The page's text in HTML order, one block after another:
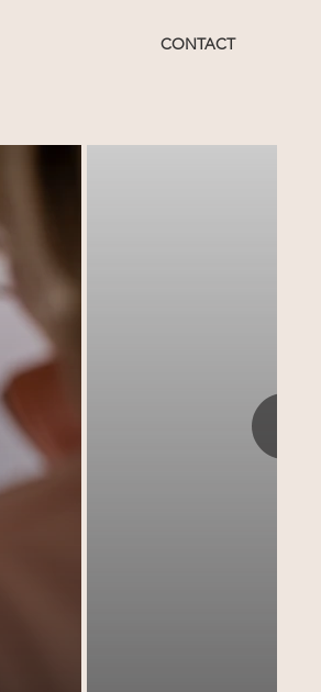
CONTACT